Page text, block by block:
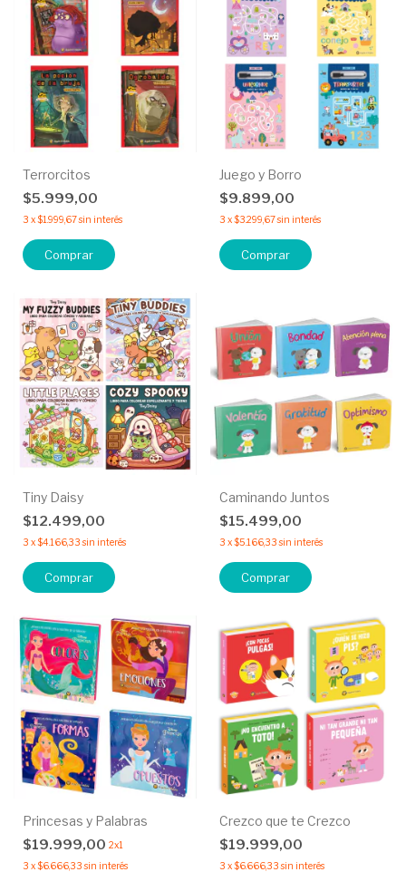
Terrorcitos
$5.999,00
3 x$1.999,67sin interés
Comprar
Juego y Borro
$9.899,00
3 x$3.299,67sin interés
Comprar
Tiny Daisy
$12.499,00
3 x$4.166,33 sin interés
Comprar
Caminando Juntos
$15.499,00
3 x$5.166,33 sin interés
Comprar
Princesas y Palabras
$19.999,00 2x1
3 x$6.666,33 sin interés
Crezco que te Crezco
$19.999,00
3 x$6.666,33 sin interés